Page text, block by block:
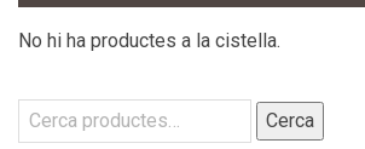
No hi ha productes a la cistella.
Cerca: Cerca